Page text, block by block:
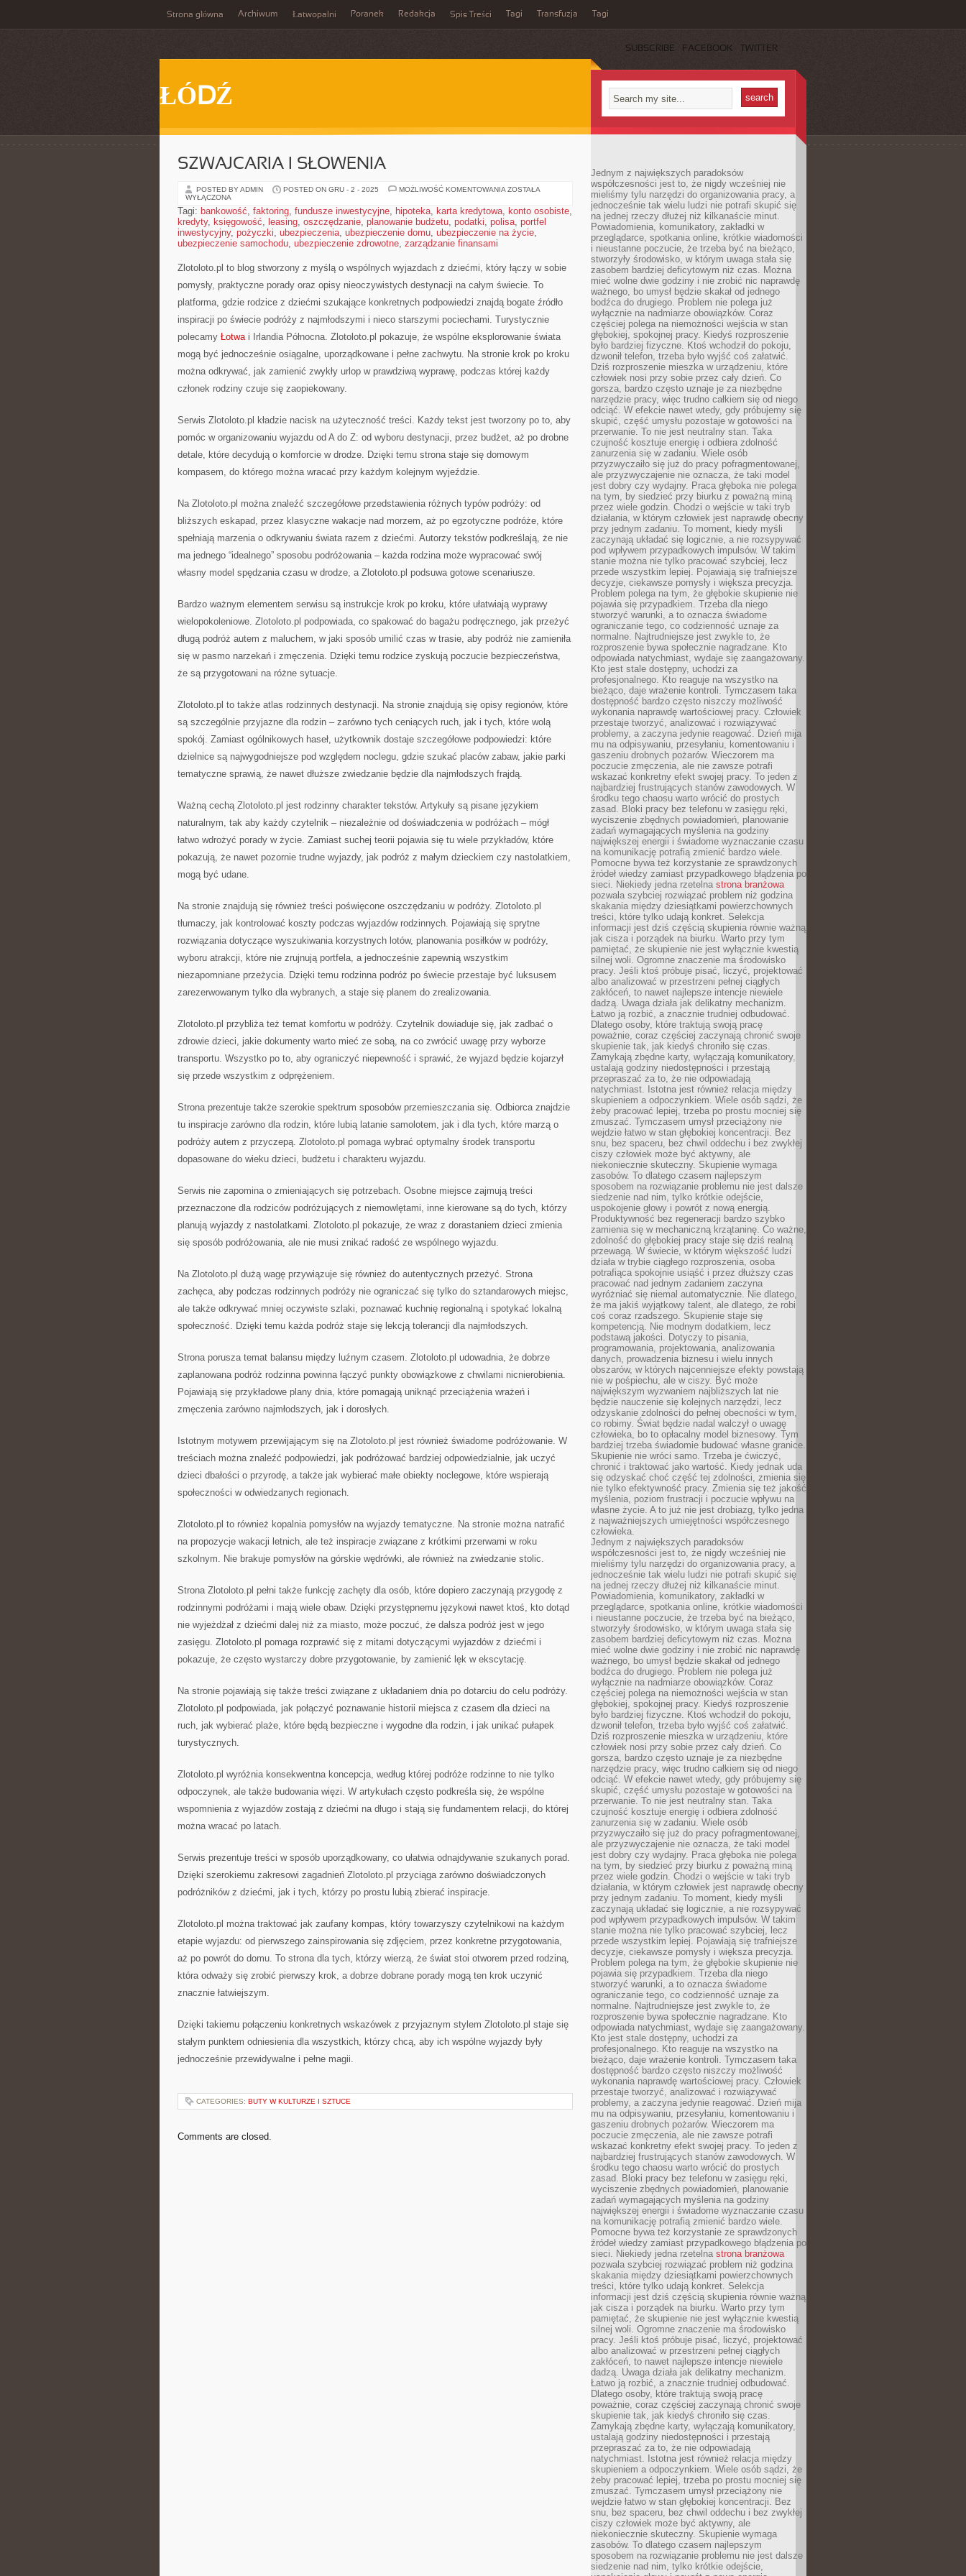
Strona główna Archiwum Łatwopalni Poranek Redakcja Spis Treści Tagi Transfuzja Tagi
SUBSCRIBE FACEBOOK TWITTER
ŁÓDŹ
SZWAJCARIA I SŁOWENIA
POSTED BY ADMIN POSTED ON GRU - 2 - 2025 MOŻLIWOŚĆ KOMENTOWANIA SZWAJCARIA
ZOSTAŁA
WYŁĄCZONA
Tagi: bankowość, faktoring, fundusze inwestycyjne, hipoteka, karta kredytowa, konto osobiste,
kredyty, księgowość, leasing, oszczędzanie, planowanie budżetu, podatki, polisa, portfel
inwestycyjny, pożyczki, ubezpieczenia, ubezpieczenie domu, ubezpieczenie na życie,
ubezpieczenie samochodu, ubezpieczenie zdrowotne, zarządzanie finansami
Zlotoloto.pl to blog stworzony z myślą o wspólnych wyjazdach z dziećmi, który łączy w sobie
pomysły, praktyczne porady oraz opisy nieoczywistych destynacji na całym świecie. To
platforma, gdzie rodzice z dziećmi szukające konkretnych podpowiedzi znajdą bogate źródło
inspiracji po świecie podróży z najmłodszymi i nieco starszymi pociechami. Turystycznie
polecamy Łotwai Irlandia Północna. Zlotoloto.pl pokazuje, że wspólne eksplorowanie świata
mogą być jednocześnie osiągalne, uporządkowane i pełne zachwytu. Na stronie krok po kroku
można odkrywać, jak zamienić zwykły urlop w prawdziwą wyprawę, podczas której każdy
członek rodziny czuje się zaopiekowany.
Serwis Zlotoloto.pl kładzie nacisk na użyteczność treści. Każdy tekst jest tworzony po to, aby
pomóc w organizowaniu wyjazdu od A do Z: od wyboru destynacji, przez budżet, aż po drobne
detale, które decydują o komforcie w drodze. Dzięki temu strona staje się domowym
kompasem, do którego można wracać przy każdym kolejnym wyjeździe.
Na Zlotoloto.pl można znaleźć szczegółowe przedstawienia różnych typów podróży: od
bliższych eskapad, przez klasyczne wakacje nad morzem, aż po egzotyczne podróże, które
spełniają marzenia o odkrywaniu świata razem z dziećmi. Autorzy tekstów podkreślają, że nie
ma jednego “idealnego” sposobu podróżowania – każda rodzina może wypracować swój
własny model spędzania czasu w drodze, a Zlotoloto.pl podsuwa gotowe scenariusze.
Bardzo ważnym elementem serwisu są instrukcje krok po kroku, które ułatwiają wyprawy
wielopokoleniowe. Zlotoloto.pl podpowiada, co spakować do bagażu podręcznego, jak przeżyć
długą podróż autem z maluchem, w jaki sposób umilić czas w trasie, aby podróż nie zamieniła
się w pasmo narzekań i zmęczenia. Dzięki temu rodzice zyskują poczucie bezpieczeństwa,
że są przygotowani na różne sytuacje.
Zlotoloto.pl to także atlas rodzinnych destynacji. Na stronie znajdują się opisy regionów, które
są szczególnie przyjazne dla rodzin – zarówno tych ceniących ruch, jak i tych, które wolą
spokój. Zamiast ogólnikowych haseł, użytkownik dostaje szczegółowe podpowiedzi: które
dzielnice są najwygodniejsze pod względem noclegu, gdzie szukać placów zabaw, jakie parki
tematyczne sprawią, że nawet dłuższe zwiedzanie będzie dla najmłodszych frajdą.
Ważną cechą Zlotoloto.pl jest rodzinny charakter tekstów. Artykuły są pisane językiem
naturalnym, tak aby każdy czytelnik – niezależnie od doświadczenia w podróżach – mógł
łatwo wdrożyć porady w życie. Zamiast suchej teorii pojawia się tu wiele przykładów, które
pokazują, że nawet pozornie trudne wyjazdy, jak podróż z małym dzieckiem czy nastolatkiem,
mogą być udane.
Na stronie znajdują się również treści poświęcone oszczędzaniu w podróży. Zlotoloto.pl
tłumaczy, jak kontrolować koszty podczas wyjazdów rodzinnych. Pojawiają się sprytne
rozwiązania dotyczące wyszukiwania korzystnych lotów, planowania posiłków w podróży,
wyboru atrakcji, które nie zrujnują portfela, a jednocześnie zapewnią wszystkim
niezapomniane przeżycia. Dzięki temu rodzinna podróż po świecie przestaje być luksusem
zarezerwowanym tylko dla wybranych, a staje się planem do zrealizowania.
Zlotoloto.pl przybliża też temat komfortu w podróży. Czytelnik dowiaduje się, jak zadbać o
zdrowie dzieci, jakie dokumenty warto mieć ze sobą, na co zwrócić uwagę przy wyborze
transportu. Wszystko po to, aby ograniczyć niepewność i sprawić, że wyjazd będzie kojarzył
się przede wszystkim z odprężeniem.
Strona prezentuje także szerokie spektrum sposobów przemieszczania się. Odbiorca znajdzie
tu inspiracje zarówno dla rodzin, które lubią latanie samolotem, jak i dla tych, które marzą o
podróży autem z przyczepą. Zlotoloto.pl pomaga wybrać optymalny środek transportu
dopasowane do wieku dzieci, budżetu i charakteru wyjazdu.
Serwis nie zapomina o zmieniających się potrzebach. Osobne miejsce zajmują treści
przeznaczone dla rodziców podróżujących z niemowlętami, inne kierowane są do tych, którzy
planują wyjazdy z nastolatkami. Zlotoloto.pl pokazuje, że wraz z dorastaniem dzieci zmienia
się sposób podróżowania, ale nie musi znikać radość ze wspólnego wyjazdu.
Na Zlotoloto.pl dużą wagę przywiązuje się również do autentycznych przeżyć. Strona
zachęca, aby podczas rodzinnych podróży nie ograniczać się tylko do sztandarowych miejsc,
ale także odkrywać mniej oczywiste szlaki, poznawać kuchnię regionalną i spotykać lokalną
społeczność. Dzięki temu każda podróż staje się lekcją tolerancji dla najmłodszych.
Strona porusza temat balansu między luźnym czasem. Zlotoloto.pl udowadnia, że dobrze
zaplanowana podróż rodzinna powinna łączyć punkty obowiązkowe z chwilami nicnierobienia.
Pojawiają się przykładowe plany dnia, które pomagają uniknąć przeciążenia wrażeń i
zmęczenia zarówno najmłodszych, jak i dorosłych.
Istotnym motywem przewijającym się na Zlotoloto.pl jest również świadome podróżowanie. W
treściach można znaleźć podpowiedzi, jak podróżować bardziej odpowiedzialnie, jak uczyć
dzieci dbałości o przyrodę, a także jak wybierać małe obiekty noclegowe, które wspierają
społeczności w odwiedzanych regionach.
Zlotoloto.pl to również kopalnia pomysłów na wyjazdy tematyczne. Na stronie można natrafić
na propozycje wakacji letnich, ale też inspiracje związane z krótkimi przerwami w roku
szkolnym. Nie brakuje pomysłów na górskie wędrówki, ale również na zwiedzanie stolic.
Strona Zlotoloto.pl pełni także funkcję zachęty dla osób, które dopiero zaczynają przygodę z
rodzinnymi podróżami i mają wiele obaw. Dzięki przystępnemu językowi nawet ktoś, kto dotąd
nie wyjeżdżał z dziećmi dalej niż za miasto, może poczuć, że dalsza podróż jest w jego
zasięgu. Zlotoloto.pl pomaga rozprawić się z mitami dotyczącymi wyjazdów z dziećmi i
pokazuje, że często wystarczy dobre przygotowanie, by zamienić lęk w ekscytację.
Na stronie pojawiają się także treści związane z układaniem dnia po dotarciu do celu podróży.
Zlotoloto.pl podpowiada, jak połączyć poznawanie historii miejsca z czasem dla dzieci na
ruch, jak wybierać plaże, które będą bezpieczne i wygodne dla rodzin, i jak unikać pułapek
turystycznych.
Zlotoloto.pl wyróżnia konsekwentna koncepcja, według której podróże rodzinne to nie tylko
odpoczynek, ale także budowania więzi. W artykułach często podkreśla się, że wspólne
wspomnienia z wyjazdów zostają z dziećmi na długo i stają się fundamentem relacji, do której
można wracać po latach.
Serwis prezentuje treści w sposób uporządkowany, co ułatwia odnajdywanie szukanych porad.
Dzięki szerokiemu zakresowi zagadnień Zlotoloto.pl przyciąga zarówno doświadczonych
podróżników z dziećmi, jak i tych, którzy po prostu lubią zbierać inspiracje.
Zlotoloto.pl można traktować jak zaufany kompas, który towarzyszy czytelnikowi na każdym
etapie wyjazdu: od pierwszego zainspirowania się zdjęciem, przez konkretne przygotowania,
aż po powrót do domu. To strona dla tych, którzy wierzą, że świat stoi otworem przed rodziną,
która odważy się zrobić pierwszy krok, a dobrze dobrane porady mogą ten krok uczynić
znacznie łatwiejszym.
Dzięki takiemu połączeniu konkretnych wskazówek z przyjaznym stylem Zlotoloto.pl staje się
stałym punktem odniesienia dla wszystkich, którzy chcą, aby ich wspólne wyjazdy były
jednocześnie przewidywalne i pełne magii.
CATEGORIES: BUTY W KULTURZE I SZTUCE
Comments are closed.
Jednym z największych paradoksów
współczesności jest to, że nigdy wcześniej nie
mieliśmy tylu narzędzi do organizowania pracy, a
jednocześnie tak wielu ludzi nie potrafi skupić się
na jednej rzeczy dłużej niż kilkanaście minut.
Powiadomienia, komunikatory, zakładki w
przeglądarce, spotkania online, krótkie wiadomości
i nieustanne poczucie, że trzeba być na bieżąco,
stworzyły środowisko, w którym uwaga stała się
zasobem bardziej deficytowym niż czas. Można
mieć wolne dwie godziny i nie zrobić nic naprawdę
ważnego, bo umysł będzie skakał od jednego
bodźca do drugiego. Problem nie polega już
wyłącznie na nadmiarze obowiązków. Coraz
częściej polega na niemożności wejścia w stan
głębokiej, spokojnej pracy. Kiedyś rozproszenie
było bardziej fizyczne. Ktoś wchodził do pokoju,
dzwonił telefon, trzeba było wyjść coś załatwić.
Dziś rozproszenie mieszka w urządzeniu, które
człowiek nosi przy sobie przez cały dzień. Co
gorsza, bardzo często uznaje je za niezbędne
narzędzie pracy, więc trudno całkiem się od niego
odciąć. W efekcie nawet wtedy, gdy próbujemy się
skupić, część umysłu pozostaje w gotowości na
przerwanie. To nie jest neutralny stan. Taka
czujność kosztuje energię i odbiera zdolność
zanurzenia się w zadaniu. Wiele osób
przyzwyczaiło się już do pracy pofragmentowanej,
ale przyzwyczajenie nie oznacza, że taki model
jest dobry czy wydajny. Praca głęboka nie polega
na tym, by siedzieć przy biurku z poważną miną
przez wiele godzin. Chodzi o wejście w taki tryb
działania, w którym człowiek jest naprawdę obecny
przy jednym zadaniu. To moment, kiedy myśli
zaczynają układać się logicznie, a nie rozsypywać
pod wpływem przypadkowych impulsów. W takim
stanie można nie tylko pracować szybciej, lecz
przede wszystkim lepiej. Pojawiają się trafniejsze
decyzje, ciekawsze pomysły i większa precyzja.
Problem polega na tym, że głębokie skupienie nie
pojawia się przypadkiem. Trzeba dla niego
stworzyć warunki, a to oznacza świadome
ograniczanie tego, co codzienność uznaje za
normalne. Najtrudniejsze jest zwykle to, że
rozproszenie bywa społecznie nagradzane. Kto
odpowiada natychmiast, wydaje się zaangażowany.
Kto jest stale dostępny, uchodzi za
profesjonalnego. Kto reaguje na wszystko na
bieżąco, daje wrażenie kontroli. Tymczasem taka
dostępność bardzo często niszczy możliwość
wykonania naprawdę wartościowej pracy. Człowiek
przestaje tworzyć, analizować i rozwiązywać
problemy, a zaczyna jedynie reagować. Dzień mija
mu na odpisywaniu, przesyłaniu, komentowaniu i
gaszeniu drobnych pożarów. Wieczorem ma
poczucie zmęczenia, ale nie zawsze potrafi
wskazać konkretny efekt swojej pracy. To jeden z
najbardziej frustrujących stanów zawodowych. W
środku tego chaosu warto wrócić do prostych
zasad. Bloki pracy bez telefonu w zasięgu ręki,
wyciszenie zbędnych powiadomień, planowanie
zadań wymagających myślenia na godziny
największej energii i świadome wyznaczanie czasu
na komunikację potrafią zmienić bardzo wiele.
Pomocne bywa też korzystanie ze sprawdzonych
źródeł wiedzy zamiast przypadkowego błądzenia po
sieci. Niekiedy jedna rzetelna strona branżowa
pozwala szybciej rozwiązać problem niż godzina
skakania między dziesiątkami powierzchownych
treści, które tylko udają konkret. Selekcja
informacji jest dziś częścią skupienia równie ważną
jak cisza i porządek na biurku. Warto przy tym
pamiętać, że skupienie nie jest wyłącznie kwestią
silnej woli. Ogromne znaczenie ma środowisko
pracy. Jeśli ktoś próbuje pisać, liczyć, projektować
albo analizować w przestrzeni pełnej ciągłych
zakłóceń, to nawet najlepsze intencje niewiele
dadzą. Uwaga działa jak delikatny mechanizm.
Łatwo ją rozbić, a znacznie trudniej odbudować.
Dlatego osoby, które traktują swoją pracę
poważnie, coraz częściej zaczynają chronić swoje
skupienie tak, jak kiedyś chroniło się czas.
Zamykają zbędne karty, wyłączają komunikatory,
ustalają godziny niedostępności i przestają
przepraszać za to, że nie odpowiadają
natychmiast. Istotna jest również relacja między
skupieniem a odpoczynkiem. Wiele osób sądzi, że
żeby pracować lepiej, trzeba po prostu mocniej się
zmuszać. Tymczasem umysł przeciążony nie
wejdzie łatwo w stan głębokiej koncentracji. Bez
snu, bez spaceru, bez chwil oddechu i bez zwykłej
ciszy człowiek może być aktywny, ale
niekoniecznie skuteczny. Skupienie wymaga
zasobów. To dlatego czasem najlepszym
sposobem na rozwiązanie problemu nie jest dalsze
siedzenie nad nim, tylko krótkie odejście,
uspokojenie głowy i powrót z nową energią.
Produktywność bez regeneracji bardzo szybko
zamienia się w mechaniczną krzątaninę. Co ważne,
zdolność do głębokiej pracy staje się dziś realną
przewagą. W świecie, w którym większość ludzi
działa w trybie ciągłego rozproszenia, osoba
potrafiąca spokojnie usiąść i przez dłuższy czas
pracować nad jednym zadaniem zaczyna
wyróżniać się niemal automatycznie. Nie dlatego,
że ma jakiś wyjątkowy talent, ale dlatego, że robi
coś coraz rzadszego. Skupienie staje się
kompetencją. Nie modnym dodatkiem, lecz
podstawą jakości. Dotyczy to pisania,
programowania, projektowania, analizowania
danych, prowadzenia biznesu i wielu innych
obszarów, w których najcenniejsze efekty powstają
nie w pośpiechu, ale w ciszy. Być może
największym wyzwaniem najbliższych lat nie
będzie nauczenie się kolejnych narzędzi, lecz
odzyskanie zdolności do pełnej obecności w tym,
co robimy. Świat będzie nadal walczył o uwagę
człowieka, bo to opłacalny model biznesowy. Tym
bardziej trzeba świadomie budować własne granice.
Skupienie nie wróci samo. Trzeba je ćwiczyć,
chronić i traktować jako wartość. Kiedy jednak uda
się odzyskać choć część tej zdolności, zmienia się
nie tylko efektywność pracy. Zmienia się też jakość
myślenia, poziom frustracji i poczucie wpływu na
własne życie. A to już nie jest drobiazg, tylko jedna
z najważniejszych umiejętności współczesnego
człowieka.
Jednym z największych paradoksów
współczesności jest to, że nigdy wcześniej nie
mieliśmy tylu narzędzi do organizowania pracy, a
jednocześnie tak wielu ludzi nie potrafi skupić się
na jednej rzeczy dłużej niż kilkanaście minut.
Powiadomienia, komunikatory, zakładki w
przeglądarce, spotkania online, krótkie wiadomości
i nieustanne poczucie, że trzeba być na bieżąco,
stworzyły środowisko, w którym uwaga stała się
zasobem bardziej deficytowym niż czas. Można
mieć wolne dwie godziny i nie zrobić nic naprawdę
ważnego, bo umysł będzie skakał od jednego
bodźca do drugiego. Problem nie polega już
wyłącznie na nadmiarze obowiązków. Coraz
częściej polega na niemożności wejścia w stan
głębokiej, spokojnej pracy. Kiedyś rozproszenie
było bardziej fizyczne. Ktoś wchodził do pokoju,
dzwonił telefon, trzeba było wyjść coś załatwić.
Dziś rozproszenie mieszka w urządzeniu, które
człowiek nosi przy sobie przez cały dzień. Co
gorsza, bardzo często uznaje je za niezbędne
narzędzie pracy, więc trudno całkiem się od niego
odciąć. W efekcie nawet wtedy, gdy próbujemy się
skupić, część umysłu pozostaje w gotowości na
przerwanie. To nie jest neutralny stan. Taka
czujność kosztuje energię i odbiera zdolność
zanurzenia się w zadaniu. Wiele osób
przyzwyczaiło się już do pracy pofragmentowanej,
ale przyzwyczajenie nie oznacza, że taki model
jest dobry czy wydajny. Praca głęboka nie polega
na tym, by siedzieć przy biurku z poważną miną
przez wiele godzin. Chodzi o wejście w taki tryb
działania, w którym człowiek jest naprawdę obecny
przy jednym zadaniu. To moment, kiedy myśli
zaczynają układać się logicznie, a nie rozsypywać
pod wpływem przypadkowych impulsów. W takim
stanie można nie tylko pracować szybciej, lecz
przede wszystkim lepiej. Pojawiają się trafniejsze
decyzje, ciekawsze pomysły i większa precyzja.
Problem polega na tym, że głębokie skupienie nie
pojawia się przypadkiem. Trzeba dla niego
stworzyć warunki, a to oznacza świadome
ograniczanie tego, co codzienność uznaje za
normalne. Najtrudniejsze jest zwykle to, że
rozproszenie bywa społecznie nagradzane. Kto
odpowiada natychmiast, wydaje się zaangażowany.
Kto jest stale dostępny, uchodzi za
profesjonalnego. Kto reaguje na wszystko na
bieżąco, daje wrażenie kontroli. Tymczasem taka
dostępność bardzo często niszczy możliwość
wykonania naprawdę wartościowej pracy. Człowiek
przestaje tworzyć, analizować i rozwiązywać
problemy, a zaczyna jedynie reagować. Dzień mija
mu na odpisywaniu, przesyłaniu, komentowaniu i
gaszeniu drobnych pożarów. Wieczorem ma
poczucie zmęczenia, ale nie zawsze potrafi
wskazać konkretny efekt swojej pracy. To jeden z
najbardziej frustrujących stanów zawodowych. W
środku tego chaosu warto wrócić do prostych
zasad. Bloki pracy bez telefonu w zasięgu ręki,
wyciszenie zbędnych powiadomień, planowanie
zadań wymagających myślenia na godziny
największej energii i świadome wyznaczanie czasu
na komunikację potrafią zmienić bardzo wiele.
Pomocne bywa też korzystanie ze sprawdzonych
źródeł wiedzy zamiast przypadkowego błądzenia po
sieci. Niekiedy jedna rzetelna strona branżowa
pozwala szybciej rozwiązać problem niż godzina
skakania między dziesiątkami powierzchownych
treści, które tylko udają konkret. Selekcja
informacji jest dziś częścią skupienia równie ważną
jak cisza i porządek na biurku. Warto przy tym
pamiętać, że skupienie nie jest wyłącznie kwestią
silnej woli. Ogromne znaczenie ma środowisko
pracy. Jeśli ktoś próbuje pisać, liczyć, projektować
albo analizować w przestrzeni pełnej ciągłych
zakłóceń, to nawet najlepsze intencje niewiele
dadzą. Uwaga działa jak delikatny mechanizm.
Łatwo ją rozbić, a znacznie trudniej odbudować.
Dlatego osoby, które traktują swoją pracę
poważnie, coraz częściej zaczynają chronić swoje
skupienie tak, jak kiedyś chroniło się czas.
Zamykają zbędne karty, wyłączają komunikatory,
ustalają godziny niedostępności i przestają
przepraszać za to, że nie odpowiadają
natychmiast. Istotna jest również relacja między
skupieniem a odpoczynkiem. Wiele osób sądzi, że
żeby pracować lepiej, trzeba po prostu mocniej się
zmuszać. Tymczasem umysł przeciążony nie
wejdzie łatwo w stan głębokiej koncentracji. Bez
snu, bez spaceru, bez chwil oddechu i bez zwykłej
ciszy człowiek może być aktywny, ale
niekoniecznie skuteczny. Skupienie wymaga
zasobów. To dlatego czasem najlepszym
sposobem na rozwiązanie problemu nie jest dalsze
siedzenie nad nim, tylko krótkie odejście,